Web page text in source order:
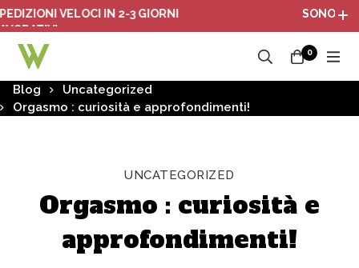
VELOCI IN 2-3 GIORNI
SONO ATTIVI I
0
Blog
Uncategorized
Orgasmo : curiosità e approfondimenti!
UNCATEGORIZED
Orgasmo : curiosità e
approfondimenti!